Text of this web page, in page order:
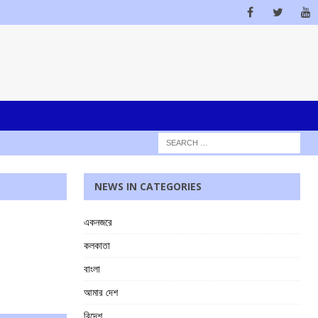
NEWS IN CATEGORIES
একনজরে
কলকাতা
বাংলা
আমার দেশ